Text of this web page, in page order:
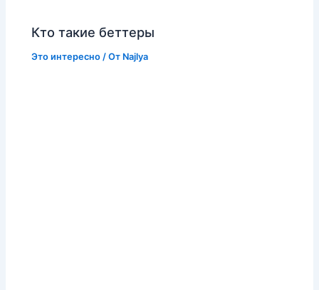
Кто такие беттеры
Это интересно / От Najlya